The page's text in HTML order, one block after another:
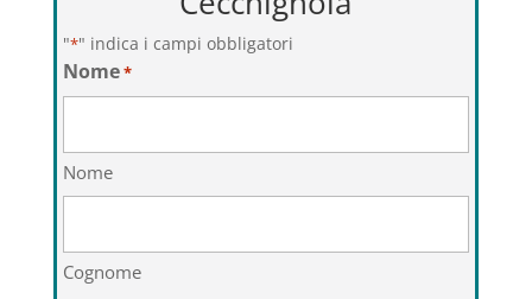
"*" indica i campi obbligatori
Nome*
Nome
Cognome